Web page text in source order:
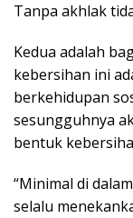
Tanpa akhlak
Kedua adalah
kebersihan ini
berkehidupan
sesungguhnya
bentuk
“Minimal di
selalu